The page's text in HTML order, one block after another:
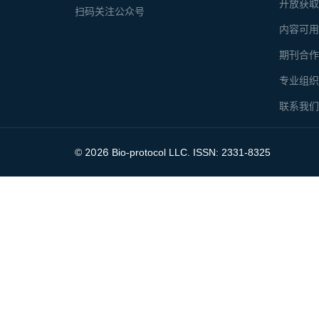
开放获
内容可
期刊合
专业组
联系我们
扫码关注公众号
© 2026 Bio-protocol LLC. ISSN: 2331-8325